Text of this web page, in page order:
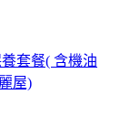
套餐( 含機油
屋)